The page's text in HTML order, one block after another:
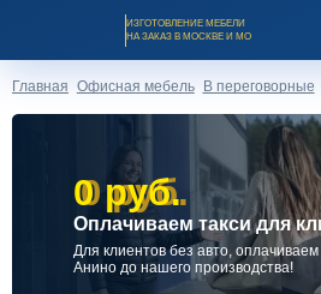
ИЗГОТОВЛЕНИЕ МЕБЕЛИ
НА ЗАКАЗ В МОСКВЕ И МО
Заказать звонок
Главная Офисная мебель В переговорные
0 руб.
0 руб.
Оплачиваем такси для
Для клиентов без авто,
Анино до нашего производства!